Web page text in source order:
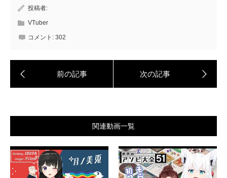
投稿者:
VTuber
コメント: 302
関連動画一覧